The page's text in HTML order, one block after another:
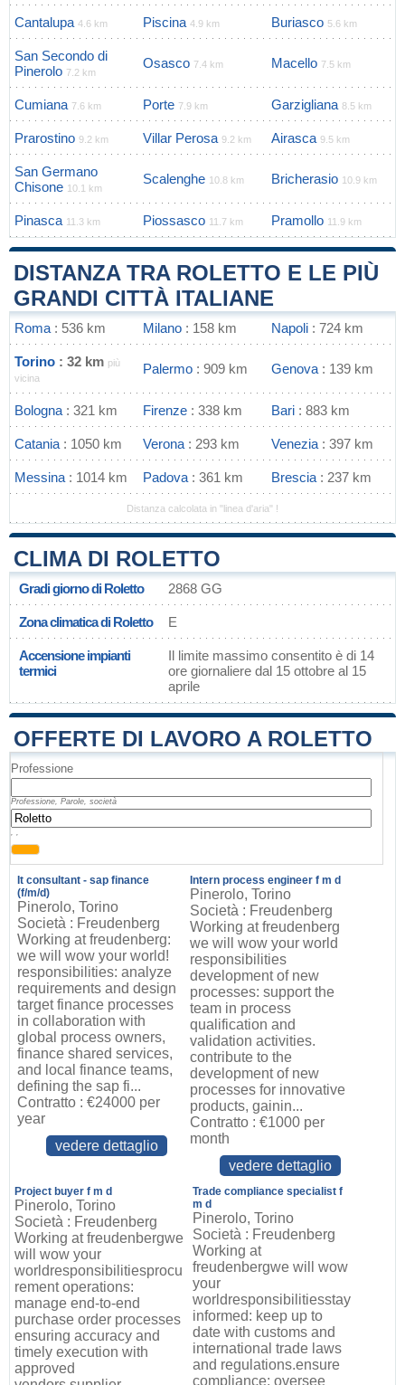
Cantalupa 4.6 km Piscina 4.9 km Buriasco 5.6 km
San Secondo di
Pinerolo 7.2 km
Osasco 7.4 km Macello 7.5 km
Cumiana 7.6 km Porte 7.9 km Garzigliana 8.5 km
Prarostino 9.2 km Villar Perosa 9.2 km Airasca 9.5 km
San Germano
Chisone 10.1 km
Scalenghe 10.8 km Bricherasio 10.9 km
Pinasca 11.3 km Piossasco 11.7 km Pramollo 11.9 km
DISTANZA TRA ROLETTO E LE PIÙ
GRANDI CITTÀ ITALIANE
Roma : 536 km Milano : 158 km Napoli : 724 km
Torino : 32 km più
vicina
Palermo : 909 km Genova : 139 km
Bologna : 321 km Firenze : 338 km Bari : 883 km
Catania : 1050 km Verona : 293 km Venezia : 397 km
Messina : 1014 km Padova : 361 km Brescia : 237 km
Distanza calcolata in "linea d'aria" !
CLIMA DI ROLETTO
Gradi giorno di Roletto 2868 GG
Zona climatica di Roletto E
Accensione impianti
termici
Il limite massimo consentito è di 14
ore giornaliere dal 15 ottobre al 15
aprile
OFFERTE DI LAVORO A ROLETTO
Professione
Professione, Parole, società
, ,
It consultant - sap finance
(f/m/d)
Pinerolo, Torino
Società : Freudenberg
Working at freudenberg:
we will wow your world!
responsibilities: analyze
requirements and design
target finance processes
in collaboration with
global process owners,
finance shared services,
and local finance teams,
defining the sap fi...
Contratto : €24000 per
year
vedere dettaglio
Intern process engineer f m d
Pinerolo, Torino
Società : Freudenberg
Working at freudenberg
we will wow your world
responsibilities
development of new
processes: support the
team in process
qualification and
validation activities.
contribute to the
development of new
processes for innovative
products, gainin...
Contratto : €1000 per
month
vedere dettaglio
Project buyer f m d
Pinerolo, Torino
Società : Freudenberg
Working at freudenbergwe
will wow your
worldresponsibilitiesprocu
rement operations:
manage end-to-end
purchase order processes
ensuring accuracy and
timely execution with
approved
Trade compliance specialist f
m d
Pinerolo, Torino
Società : Freudenberg
Working at
freudenbergwe will wow
your
worldresponsibilitiesstay
informed: keep up to
date with customs and
international trade laws
and regulations.ensure
compliance: oversee